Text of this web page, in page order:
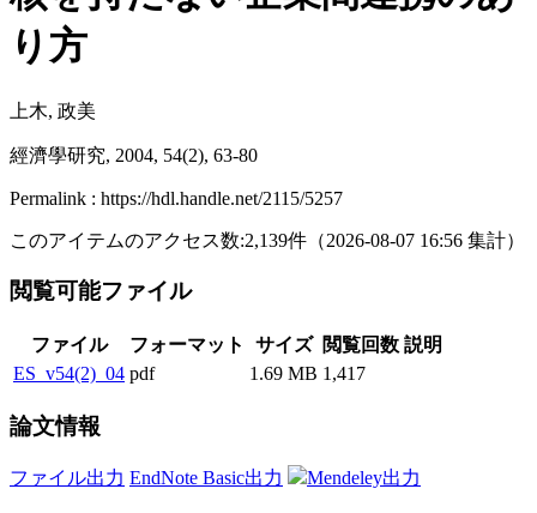
り方
上木, 政美
經濟學研究, 2004, 54(2), 63-80
Permalink : https://hdl.handle.net/2115/5257
このアイテムのアクセス数:2,139件 （2026-08-07 16:56 集計）
閲覧可能ファイル
ファイル フォーマット サイズ 閲覧回数 説明
ES_v54(2)_04 pdf 1.69 MB 1,417
論文情報
ファイル出力 EndNote Basic出力 Mendeley出力